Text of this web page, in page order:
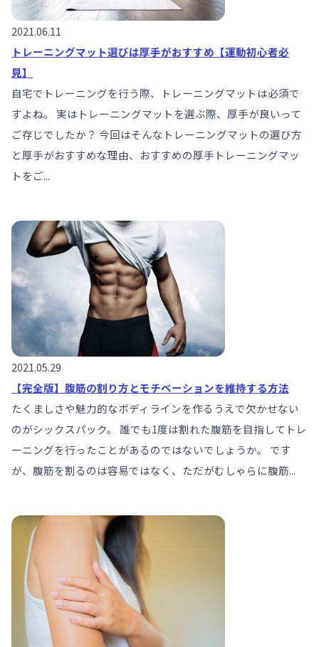
2021.06.11
トレーニングマット選びは厚手がおすすめ【運動初心者必
見】
自宅でトレーニングを行う際、トレーニングマットは必須で
すよね。 実はトレーニングマットを選ぶ際、厚手が良いって
ご存じでしたか？ 今回はそんなトレーニングマットの選び方
と厚手がおすすめな理由、おすすめの厚手トレーニングマッ
トをご...
2021.05.29
【完全版】腹筋の割り方とモチベーションを維持する方法
たくましさや魅力的なボディラインを作るうえで欠かせない
のがシックスパック。 誰でも1度は割れた腹筋を目指してトレ
ーニングを行ったことがあるのではないでしょうか。 です
が、腹筋を割るのは容易ではなく、ただがむしゃらに腹筋...